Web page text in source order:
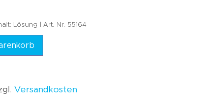
Lösung | Art. Nr. 55164
Versandkosten